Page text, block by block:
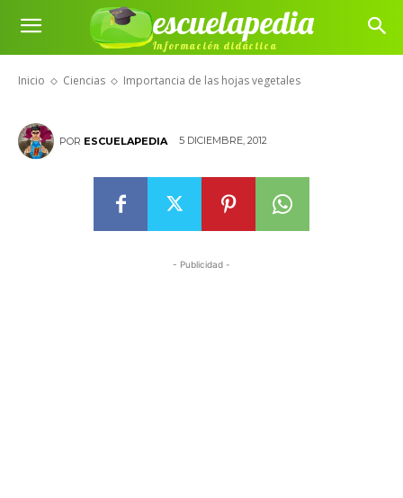
escuelapedia
Información didáctica
Inicio Ciencias Importancia de las hojas vegetales
Importancia de las hojas
vegetales
POR ESCUELAPEDIA 5 DICIEMBRE, 2012
- Publicidad -